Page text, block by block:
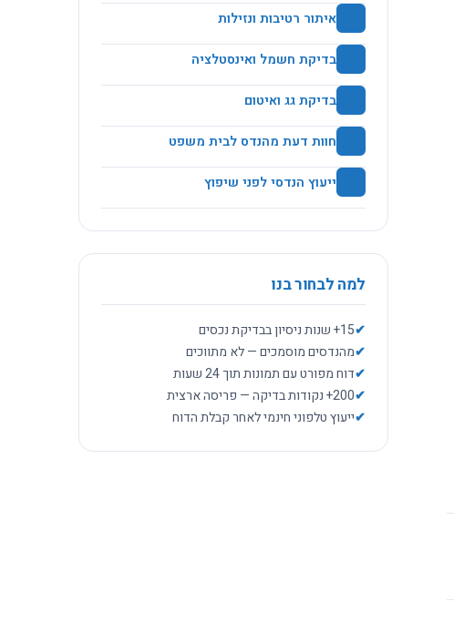
איתור רטיבות ונזילות
בדיקת חשמל ואינסטלציה
בדיקת גג ואיטום
חוות דעת מהנדס לבית משפט
ייעוץ הנדסי לפני שיפוץ
למה לבחור בנו
✔15+ שנות ניסיון בבדיקת נכסים
✔מהנדסים מוסמכים — לא מתווכים
✔דוח מפורט עם תמונות תוך 24 שעות
✔200+ נקודות בדיקה — פריסה ארצית
✔ייעוץ טלפוני חינמי לאחר קבלת הדוח